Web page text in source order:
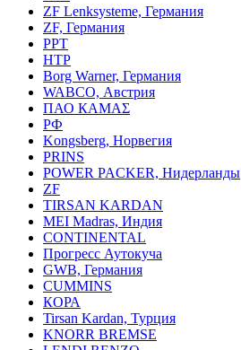
ZF Lenksysteme, Германия
ZF, Германия
PPT
HTP
Borg Warner, Германия
WABCO, Австрия
ПАО КАМАΣ
РФ
Kongsberg, Норвегия
PRINS
POWER PACKER, Нидерланды
ZF
TIRSAN KARDAN
MEI Madras, Индия
CONTINENTAL
Прогресс Аутокуча
GWB, Германия
CUMMINS
КОРА
Tirsan Kardan, Турция
KNORR BREMSE